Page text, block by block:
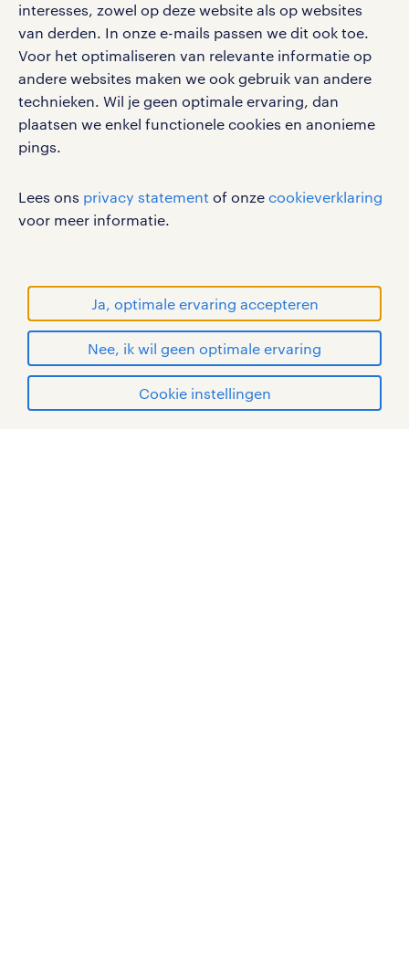
interesses, zowel op deze website als op websites
van derden. In onze e-mails passen we dit ook toe.
Voor het optimaliseren van relevante informatie op
andere websites maken we ook gebruik van andere
technieken. Wil je geen optimale ervaring, dan
plaatsen we enkel functionele cookies en anonieme
pings.
Lees ons privacy statement of onze cookieverklaring
voor meer informatie.
Ja, optimale ervaring accepteren
Nee, ik wil geen optimale ervaring
Cookie instellingen
werken bij randstad
gebruikersvoorwaarden
privacystatement
cookies
disclaimer
sitemap
RANDSTAD, HUMAN FORWARD en SHAPING THE
WORLD OF WORK zijn geregistreerde